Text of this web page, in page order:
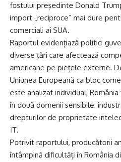
fostului președinte Donald
import „reciproce” mai dure
comerciali ai SUA.
Raportul evidențiază politici
diverse țări care afectează
americane pe piețele externe.
Uniunea Europeană ca bloc
este analizat individual,
în două domenii sensibile:
drepturilor de proprietate
IT.
Potrivit raportului, producătorii
întâmpină dificultăți în România